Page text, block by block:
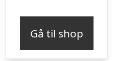
Gå til shop